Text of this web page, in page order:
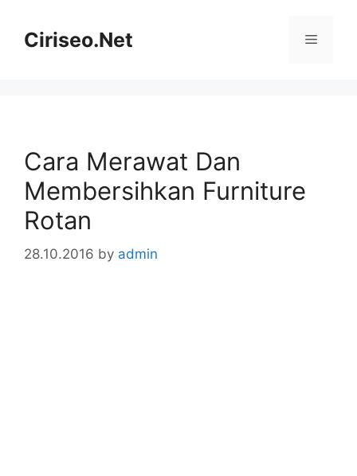
contentCiriseo.Net Menu
Cara Merawat Dan
Membersihkan Furniture
Rotan
28.10.2016 by admin